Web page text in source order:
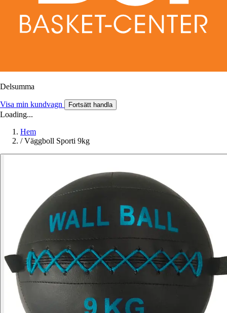
Delsumma
Visa min kundvagn Fortsätt handla
Loading...
Hem
/ Väggboll Sporti 9kg